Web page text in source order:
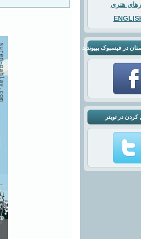
هنری
در فیسبوک بپیوندید
کردن در تویتر